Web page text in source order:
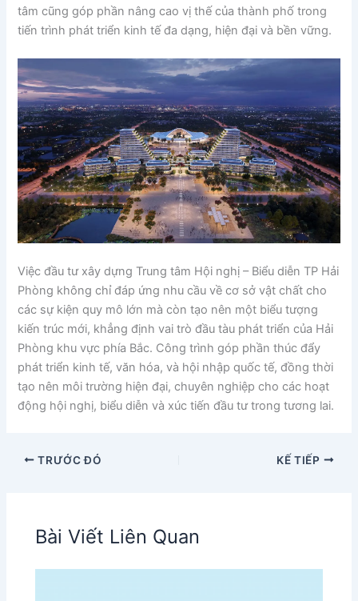
tâm cũng góp phần nâng cao vị thế của thành phố trong
tiến trình phát triển kinh tế đa dạng, hiện đại và bền vững.
Việc đầu tư xây dựng Trung tâm Hội nghị – Biểu diễn TP Hải
Phòng không chỉ đáp ứng nhu cầu về cơ sở vật chất cho
các sự kiện quy mô lớn mà còn tạo nên một biểu tượng
kiến trúc mới, khẳng định vai trò đầu tàu phát triển của Hải
Phòng khu vực phía Bắc. Công trình góp phần thúc đẩy
phát triển kinh tế, văn hóa, và hội nhập quốc tế, đồng thời
tạo nên môi trường hiện đại, chuyên nghiệp cho các hoạt
động hội nghị, biểu diễn và xúc tiến đầu tư trong tương lai.
TRƯỚC ĐÓ KẾ TIẾP
Bài Viết Liên Quan